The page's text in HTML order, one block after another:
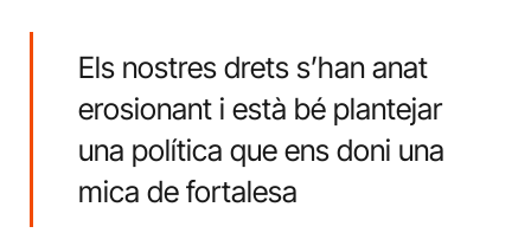
Els nostres drets s’han anat
erosionant i està bé plantejar
una política que ens doni una
mica de fortalesa